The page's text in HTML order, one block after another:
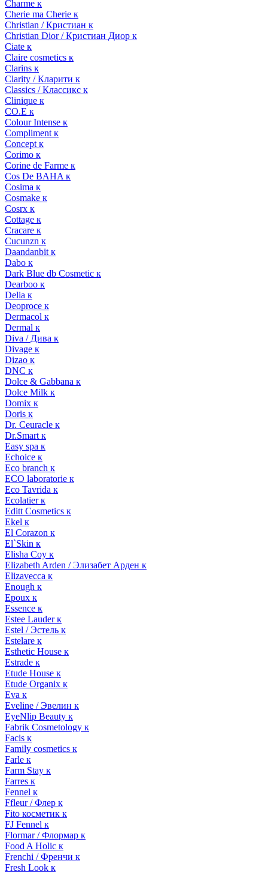
Charme к
Cherie ma Cherie к
Christian / Кристиан к
Christian Dior / Кристиан Диор к
Ciate к
Claire cosmetics к
Clarins к
Clarity / Кларити к
Classics / Классикс к
Clinique к
CO.E к
Colour Intense к
Compliment к
Concept к
Corimo к
Corine de Farme к
Cos De BAHA к
Cosima к
Cosmake к
Cosrx к
Cottage к
Cracare к
Cucunzn к
Daandanbit к
Dabo к
Dark Blue db Cosmetic к
Dearboo к
Delia к
Deoproce к
Dermacol к
Dermal к
Diva / Дива к
Divage к
Dizao к
DNC к
Dolce & Gabbana к
Dolce Milk к
Domix к
Doris к
Dr. Ceuracle к
Dr.Smart к
Easy spa к
Echoice к
Eco branch к
ECO laboratorie к
Eco Tavrida к
Ecolatier к
Editt Cosmetics к
Ekel к
El Corazon к
El`Skin к
Elisha Coy к
Elizabeth Arden / Элизабет Арден к
Elizavecca к
Enough к
Epoux к
Essence к
Estee Lauder к
Estel / Эстель к
Estelare к
Esthetic House к
Estrade к
Etude House к
Etude Organix к
Eva к
Eveline / Эвелин к
EyeNlip Beauty к
Fabrik Cosmetology к
Facis к
Family cosmetics к
Farle к
Farm Stay к
Farres к
Fennel к
Ffleur / Флер к
Fito косметик к
FJ Fennel к
Flormar / Флормар к
Food A Holic к
Frenchi / Френчи к
Fresh Look к